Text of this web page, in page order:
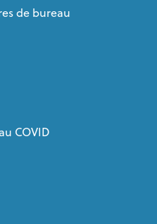
de bureau
COVID